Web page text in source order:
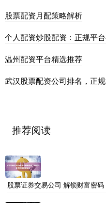
股票配资月配策略解析
个人配资炒股配资：正规平
温州配资平台精选推荐
武汉股票配资公司排名，正
推荐阅读
股票证券交易公司 解锁财富密